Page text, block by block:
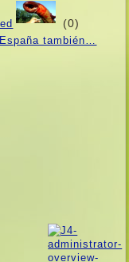
(0)
también…